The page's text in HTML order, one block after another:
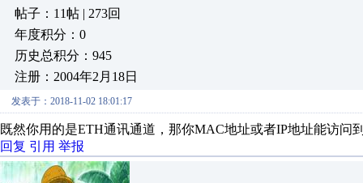
帖子：11帖 | 273回
年度积分：0
历史总积分：945
注册：2004年2月18日
发表于：2018-11-02 18:01:17
既然你用的是ETH通讯通道，那你MAC地址或者IP地址能访问
回复 引用 举报